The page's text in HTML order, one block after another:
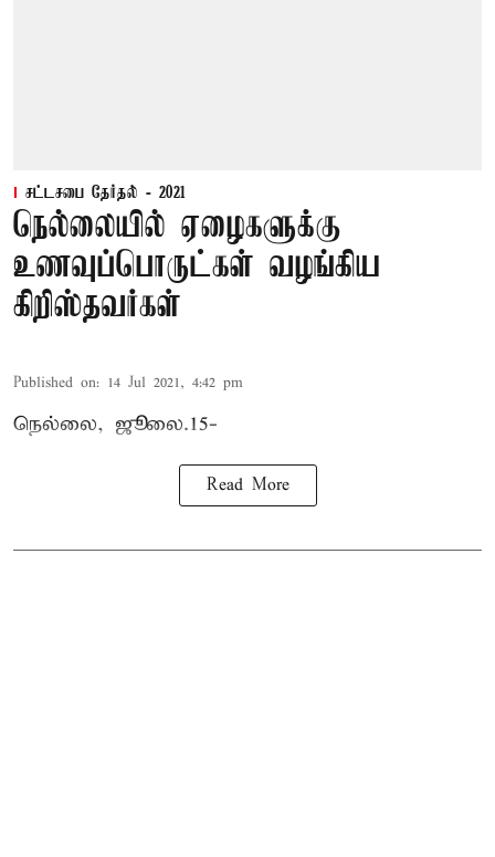
சட்டசபை தேர்தல் - 2021
நெல்லையில் ஏழைகளுக்கு
உணவுப்பொருட்கள் வழங்கிய
கிறிஸ்தவர்கள்
Published on: 14 Jul 2021, 4:42 pm
நெல்லை, ஜூலை.15-
Read More